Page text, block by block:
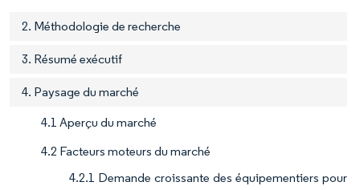
2. Méthodologie de recherche
3. Résumé exécutif
4. Paysage du marché
4.1 Aperçu du marché
4.2 Facteurs moteurs du marché
4.2.1 Demande croissante des équipementiers pour